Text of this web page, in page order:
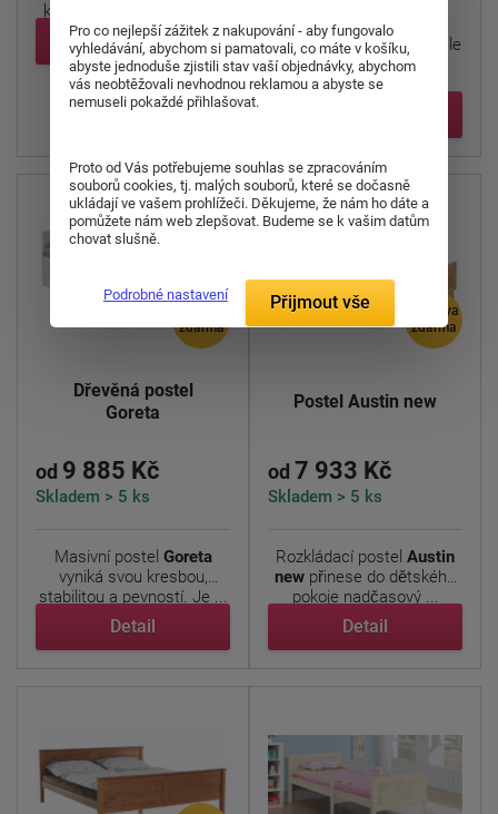
kolečkách) a 3 malými ...
Detail
Klasické provedení postele
z ...
zdarma
Dřevěná postel
Goreta
od 9 885 Kč
Skladem > 5 ks
Masivní postel Goreta
vyniká svou kresbou,
stabilitou a pevností. Je ...
Detail
doprava
zdarma
Postel Austin new
od 7 933 Kč
Skladem > 5 ks
Rozkládací postel Austin
new přinese do dětského
pokoje nadčasový ...
Detail
Pro co nejlepší zážitek z nakupování - aby fungovalo
vyhledávání, abychom si pamatovali, co máte v košíku,
abyste jednoduše zjistili stav vaší objednávky, abychom
vás neobtěžovali nevhodnou reklamou a abyste se
nemuseli pokaždé přihlašovat.
Proto od Vás potřebujeme souhlas se zpracováním
souborů cookies, tj. malých souborů, které se dočasně
ukládají ve vašem prohlížeči. Děkujeme, že nám ho dáte a
pomůžete nám web zlepšovat. Budeme se k vašim datům
chovat slušně.
Podrobné nastavení Přijmout vše